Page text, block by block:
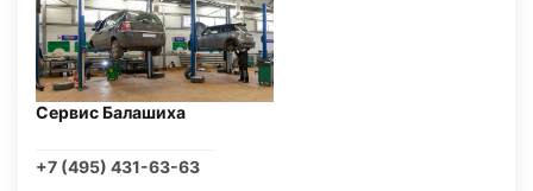
Сервис Балашиха
+7 (495) 431-63-63